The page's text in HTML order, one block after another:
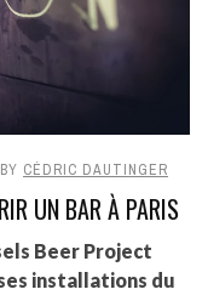
BY CÉDRIC DAUTINGER
UN BAR À PARIS
Beer Project
installations du